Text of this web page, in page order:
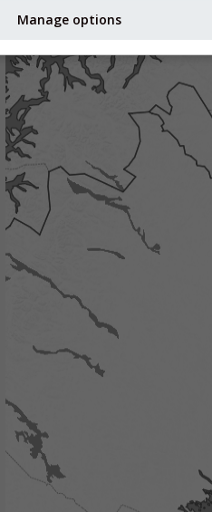
Manage options